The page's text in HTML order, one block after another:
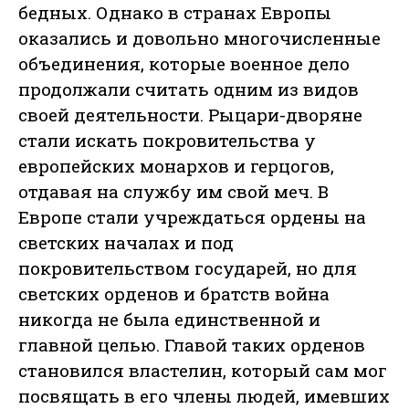
бедных. Однако в странах Европы
оказались и довольно многочисленные
объединения, которые военное дело
продолжали считать одним из видов
своей деятельности. Рыцари-дворяне
стали искать покровительства у
европейских монархов и герцогов,
отдавая на службу им свой меч. В
Европе стали учреждаться ордены на
светских началах и под
покровительством государей, но для
светских орденов и братств война
никогда не была единственной и
главной целью. Главой таких орденов
становился властелин, который сам мог
посвящать в его члены людей, имевших